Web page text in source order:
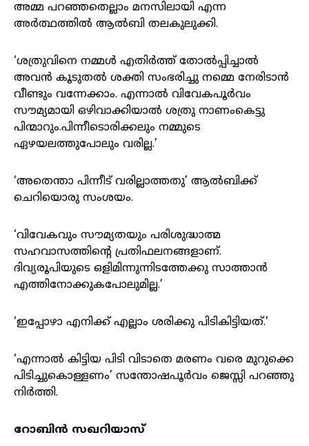
അമ്മ പറഞ്ഞതെല്ലാം മനസിലായി എന്ന
അർത്ഥത്തിൽ ആൽബി തലകുലുക്കി.
‘ശത്രുവിനെ നമ്മൾ എതിർത്ത് തോൽപ്പിച്ചാൽ
അവൻ കൂടുതൽ ശക്തി സംഭരിച്ചു നമ്മെ നേരിടാൻ
വീണ്ടും വന്നേക്കാം. എന്നാൽ വിവേകപൂർവം
സൗമ്യമായി ഒഴിവാക്കിയാൽ ശത്രു നാണംകെട്ടു
പിന്മാറും.പിന്നീടൊരിക്കലും നമ്മുടെ
ഏഴയലത്തുപോലും വരില്ല.’
‘അതെന്താ പിന്നീട് വരില്ലാത്തതു’ ആൽബിക്ക്
ചെറിയൊരു സംശയം.
‘വിവേകവും സൗമ്യതയും പരിശുദ്ധാത്മ
സഹവാസത്തിന്റെ പ്രതിഫലനങ്ങളാണ്.
ദിവ്യരൂപിയുടെ ഒളിമിന്നുന്നിടത്തേക്കു സാത്താൻ
എത്തിനോക്കുകപോലുമില്ല.’
‘ഇപ്പോഴാ എനിക്ക് എല്ലാം ശരിക്കു പിടികിട്ടിയത്.’
‘എന്നാൽ കിട്ടിയ പിടി വിടാതെ മരണം വരെ മുറുക്കെ
പിടിച്ചുകൊള്ളണം’ സന്തോഷപൂർവം ജെസ്സി പറഞ്ഞു
നിർത്തി.
റോബിൻ സഖറിയാസ്